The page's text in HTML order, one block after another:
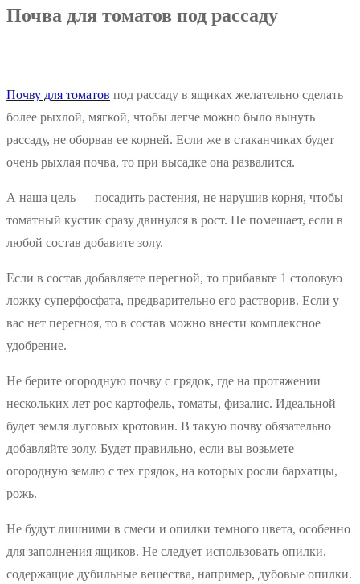
Почва для томатов под рассаду
Почву для томатов под рассаду в ящиках желательно сделать
более рыхлой, мягкой, чтобы легче можно было вынуть
рассаду, не оборвав ее корней. Если же в стаканчиках будет
очень рыхлая почва, то при высадке она развалится.
А наша цель — посадить растения, не нарушив корня, чтобы
томатный кустик сразу двинулся в рост. Не помешает, если в
любой состав добавите золу.
Если в состав добавляете перегной, то прибавьте 1 столовую
ложку суперфосфата, предварительно его растворив. Если у
вас нет перегноя, то в состав можно внести комплексное
удобрение.
Не берите огородную почву с грядок, где на протяжении
нескольких лет рос картофель, томаты, физалис. Идеальной
будет земля луговых кротовин. В такую почву обязательно
добавляйте золу. Будет правильно, если вы возьмете
огородную землю с тех грядок, на которых росли бархатцы,
рожь.
Не будут лишними в смеси и опилки темного цвета, особенно
для заполнения ящиков. Не следует использовать опилки,
содержащие дубильные вещества, например, дубовые опилки.